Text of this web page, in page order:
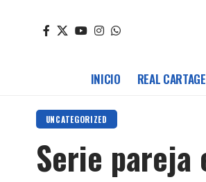
INICIO REAL
UNCATEGORIZED
Serie pareja